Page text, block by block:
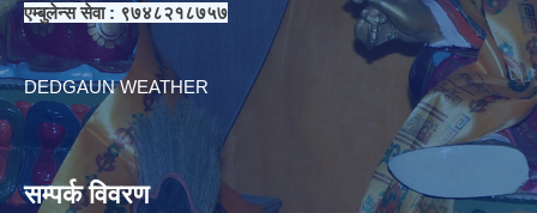
एम्बुलेन्स सेवा : ९७४८२१८७५७
DEDGAUN WEATHER
सम्पर्क विवरण